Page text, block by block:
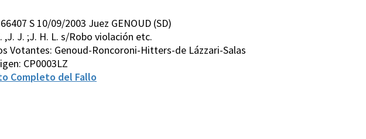
S 10/09/2003 Juez GENOUD (SD)
,J. J. ;J. H. L. s/Robo violación etc.
Votantes: Genoud-Roncoroni-Hitters-de Lázzari-Salas
CP0003LZ
Completo del Fallo